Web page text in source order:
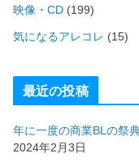
映像・CD (199)
気になるアレコレ (15)
最近の投稿
年に一度の商業BLの祭
2024年2月3日